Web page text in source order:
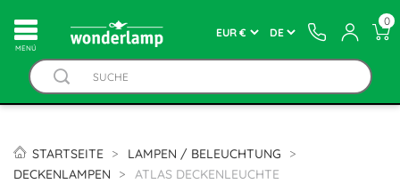
MENÚ
0
STARTSEITE
LAMPEN / BELEUCHTUNG
DECKENLAMPEN
ATLAS DECKENLEUCHTE